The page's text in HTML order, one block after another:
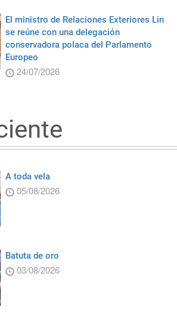
El ministro de Relaciones Exteriores Lin
se reúne con una delegación
conservadora polaca del Parlamento
Europeo
24/07/2026
A toda vela
05/08/2026
Batuta de oro
03/08/2026